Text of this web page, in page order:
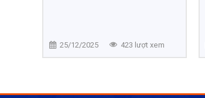
25/12/2025 423 lượt xem